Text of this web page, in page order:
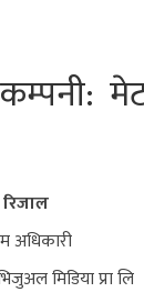
अधिकारी
मिडिया प्रा लि